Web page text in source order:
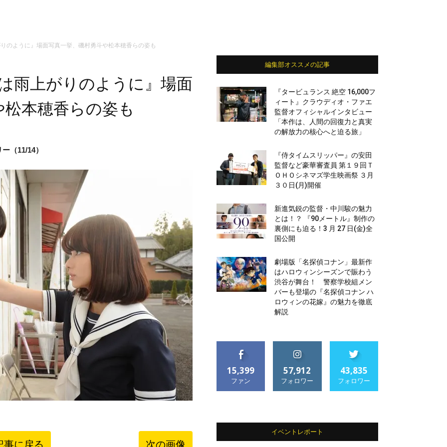
のように』場面写真一挙、磯村勇斗や松本穂香らの姿も
雨上がりのように』場面
本穂香らの姿も
（11/14）
事に戻る 次の画像
編集部オススメの記事
『タービュランス 絶空 16,000フ
ィート』クラウディオ・ファエ
監督オフィシャルインタビュー
「本作は、人間の回復力と真実
の解放力の核心へと迫る旅」
『侍タイムスリッパー』の安田
監督など豪華審査員 第１９回Ｔ
ＯＨＯシネマズ学生映画祭 ３月
３０日(月)開催
新進気鋭の監督・中川駿の魅力
とは！？ 『90メートル』制作の
裏側にも迫る！3 月 27 日(金)全
国公開
劇場版「名探偵コナン」最新作
はハロウィンシーズンで賑わう
渋谷が舞台！ 警察学校組メン
バーも登場の『名探偵コナン ハ
ロウィンの花嫁』の魅力を徹底
解説
15,399
ファン
57,912
フォロワー
43,835
フォロワー
イベントレポート